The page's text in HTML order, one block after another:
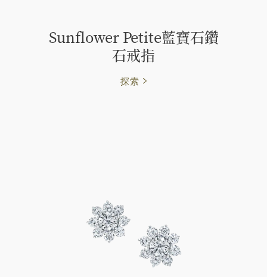
Sunflower Petite藍寶石鑽
石戒指
探索